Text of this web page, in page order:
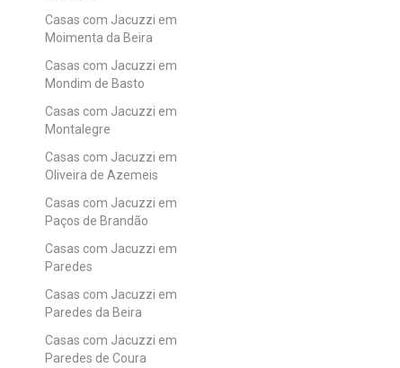
Casas com Jacuzzi em
Moimenta da Beira
Casas com Jacuzzi em
Mondim de Basto
Casas com Jacuzzi em
Montalegre
Casas com Jacuzzi em
Oliveira de Azemeis
Casas com Jacuzzi em
Paços de Brandão
Casas com Jacuzzi em
Paredes
Casas com Jacuzzi em
Paredes da Beira
Casas com Jacuzzi em
Paredes de Coura